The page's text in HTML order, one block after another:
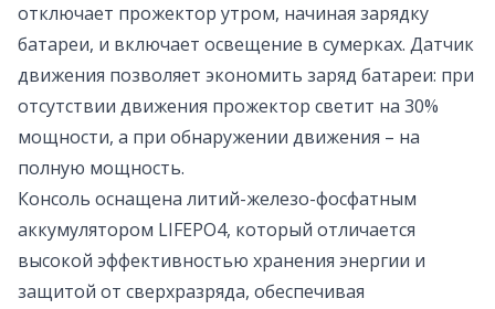
отключает прожектор утром, начиная зарядку
батареи, и включает освещение в сумерках. Датчик
движения позволяет экономить заряд батареи: при
отсутствии движения прожектор светит на 30%
мощности, а при обнаружении движения – на
полную мощность.
Консоль оснащена литий-железо-фосфатным
аккумулятором LIFEPO4, который отличается
высокой эффективностью хранения энергии и
защитой от сверхразряда, обеспечивая